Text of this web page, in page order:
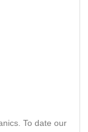
To date our